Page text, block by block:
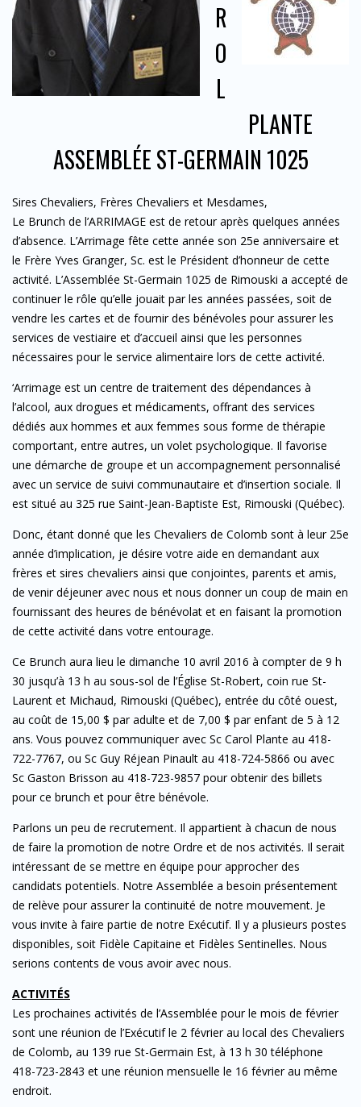
R
O
L
PLANTE
ASSEMBLÉE ST-GERMAIN 1025
Sires Chevaliers, Frères Chevaliers et Mesdames,
Le Brunch de l’ARRIMAGE est de retour après quelques années
d’absence. L’Arrimage fête cette année son 25e anniversaire et
le Frère Yves Granger, Sc. est le Président d’honneur de cette
activité. L’Assemblée St-Germain 1025 de Rimouski a accepté de
continuer le rôle qu’elle jouait par les années passées, soit de
vendre les cartes et de fournir des bénévoles pour assurer les
services de vestiaire et d’accueil ainsi que les personnes
nécessaires pour le service alimentaire lors de cette activité.
‘Arrimage est un centre de traitement des dépendances à
l’alcool, aux drogues et médicaments, offrant des services
dédiés aux hommes et aux femmes sous forme de thérapie
comportant, entre autres, un volet psychologique. Il favorise
une démarche de groupe et un accompagnement personnalisé
avec un service de suivi communautaire et d’insertion sociale. Il
est situé au 325 rue Saint-Jean-Baptiste Est, Rimouski (Québec).
Donc, étant donné que les Chevaliers de Colomb sont à leur 25e
année d’implication, je désire votre aide en demandant aux
frères et sires chevaliers ainsi que conjointes, parents et amis,
de venir déjeuner avec nous et nous donner un coup de main en
fournissant des heures de bénévolat et en faisant la promotion
de cette activité dans votre entourage.
Ce Brunch aura lieu le dimanche 10 avril 2016 à compter de 9 h
30 jusqu’à 13 h au sous-sol de l’Église St-Robert, coin rue St-
Laurent et Michaud, Rimouski (Québec), entrée du côté ouest,
au coût de 15,00 $ par adulte et de 7,00 $ par enfant de 5 à 12
ans. Vous pouvez communiquer avec Sc Carol Plante au 418-
722-7767, ou Sc Guy Réjean Pinault au 418-724-5866 ou avec
Sc Gaston Brisson au 418-723-9857 pour obtenir des billets
pour ce brunch et pour être bénévole.
Parlons un peu de recrutement. Il appartient à chacun de nous
de faire la promotion de notre Ordre et de nos activités. Il serait
intéressant de se mettre en équipe pour approcher des
candidats potentiels. Notre Assemblée a besoin présentement
de relève pour assurer la continuité de notre mouvement. Je
vous invite à faire partie de notre Exécutif. Il y a plusieurs postes
disponibles, soit Fidèle Capitaine et Fidèles Sentinelles. Nous
serions contents de vous avoir avec nous.
ACTIVITÉS
Les prochaines activités de l’Assemblée pour le mois de février
sont une réunion de l’Exécutif le 2 février au local des Chevaliers
de Colomb, au 139 rue St-Germain Est, à 13 h 30 téléphone
418-723-2843 et une réunion mensuelle le 16 février au même
endroit.